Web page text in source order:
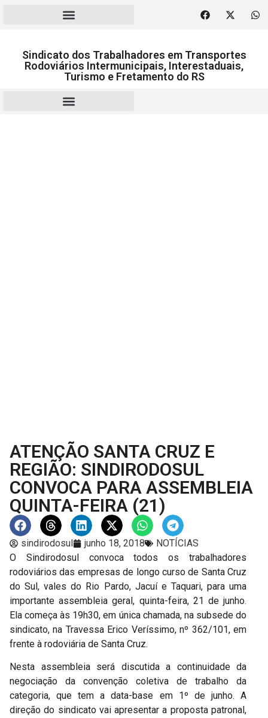
Sindicato dos Trabalhadores em Transportes
Rodoviários Intermunicipais, Interestaduais,
Turismo e Fretamento do RS
ATENÇÃO SANTA CRUZ E
REGIÃO: SINDIRODOSUL
CONVOCA PARA ASSEMBLEIA
QUINTA-FEIRA (21)
sindirodosul junho 18, 2018
NOTÍCIAS
O Sindirodosul convoca todos os trabalhadores
rodoviários das empresas de longo curso de Santa Cruz
do Sul, vales do Rio Pardo, Jacuí e Taquari, para uma
importante assembleia geral, quinta-feira, 21 de junho.
Ela começa às 19h30, em única chamada, na subsede do
sindicato, na Travessa Erico Veríssimo, nº 362/101, em
frente à rodoviária de Santa Cruz.
Nesta assembleia será discutida a continuidade da
negociação da convenção coletiva de trabalho da
categoria, que tem a data-base em 1º de junho. A
direção do sindicato vai apresentar a proposta patronal,